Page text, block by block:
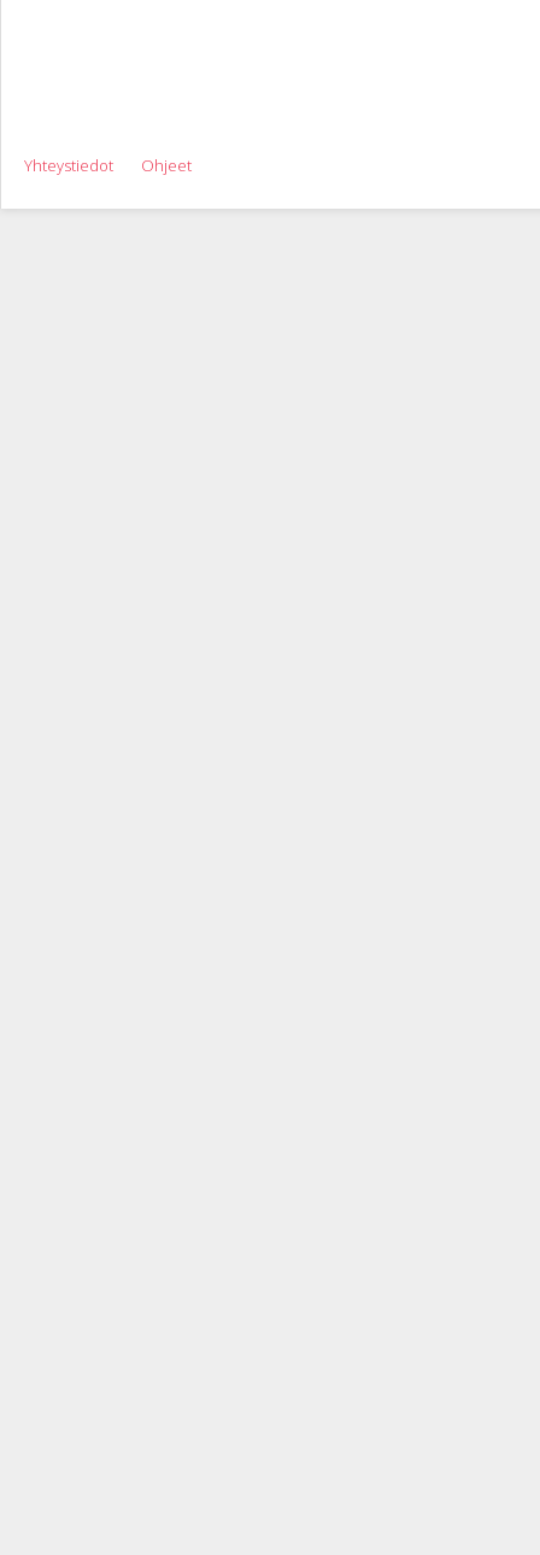
Yhteystiedot Ohjeet